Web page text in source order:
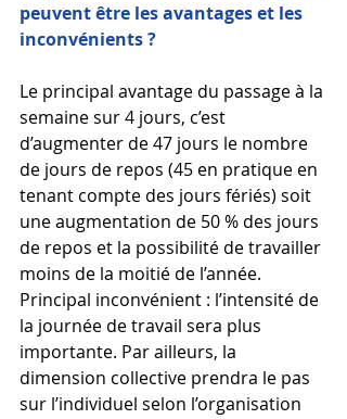
peuvent être les avantages et les
inconvénients ?
Le principal avantage du passage à la
semaine sur 4 jours, c’est
d’augmenter de 47 jours le nombre
de jours de repos (45 en pratique en
tenant compte des jours fériés) soit
une augmentation de 50 % des jours
de repos et la possibilité de travailler
moins de la moitié de l’année.
Principal inconvénient : l’intensité de
la journée de travail sera plus
importante. Par ailleurs, la
dimension collective prendra le pas
sur l’individuel selon l’organisation